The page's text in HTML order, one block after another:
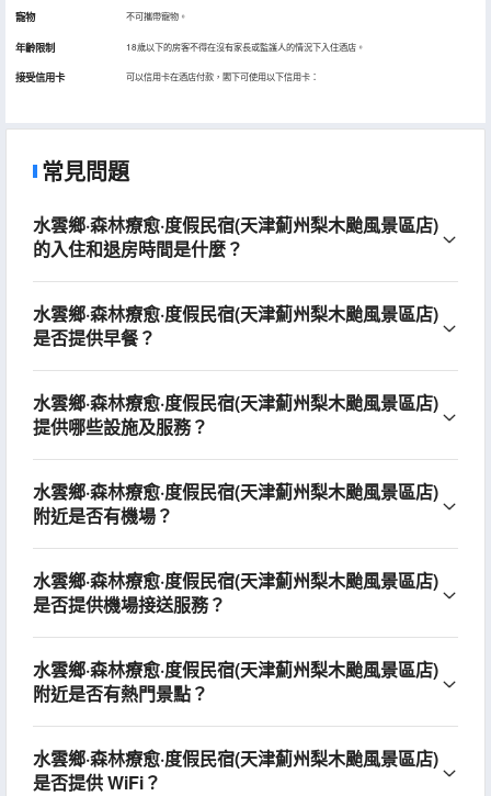
寵物 不可攜帶寵物。
年齡限制 18歲以下的房客不得在沒有家長或監護人的情況下入住酒店。
接受信用卡 可以信用卡在酒店付款，閣下可使用以下信用卡：
常見問題
水雲鄉·森林療愈·度假民宿(天津薊州梨木颱風景區店)
的入住和退房時間是什麼？
水雲鄉·森林療愈·度假民宿(天津薊州梨木颱風景區店)
是否提供早餐？
水雲鄉·森林療愈·度假民宿(天津薊州梨木颱風景區店)
提供哪些設施及服務？
水雲鄉·森林療愈·度假民宿(天津薊州梨木颱風景區店)
附近是否有機場？
水雲鄉·森林療愈·度假民宿(天津薊州梨木颱風景區店)
是否提供機場接送服務？
水雲鄉·森林療愈·度假民宿(天津薊州梨木颱風景區店)
附近是否有熱門景點？
水雲鄉·森林療愈·度假民宿(天津薊州梨木颱風景區店)
是否提供 WiFi？